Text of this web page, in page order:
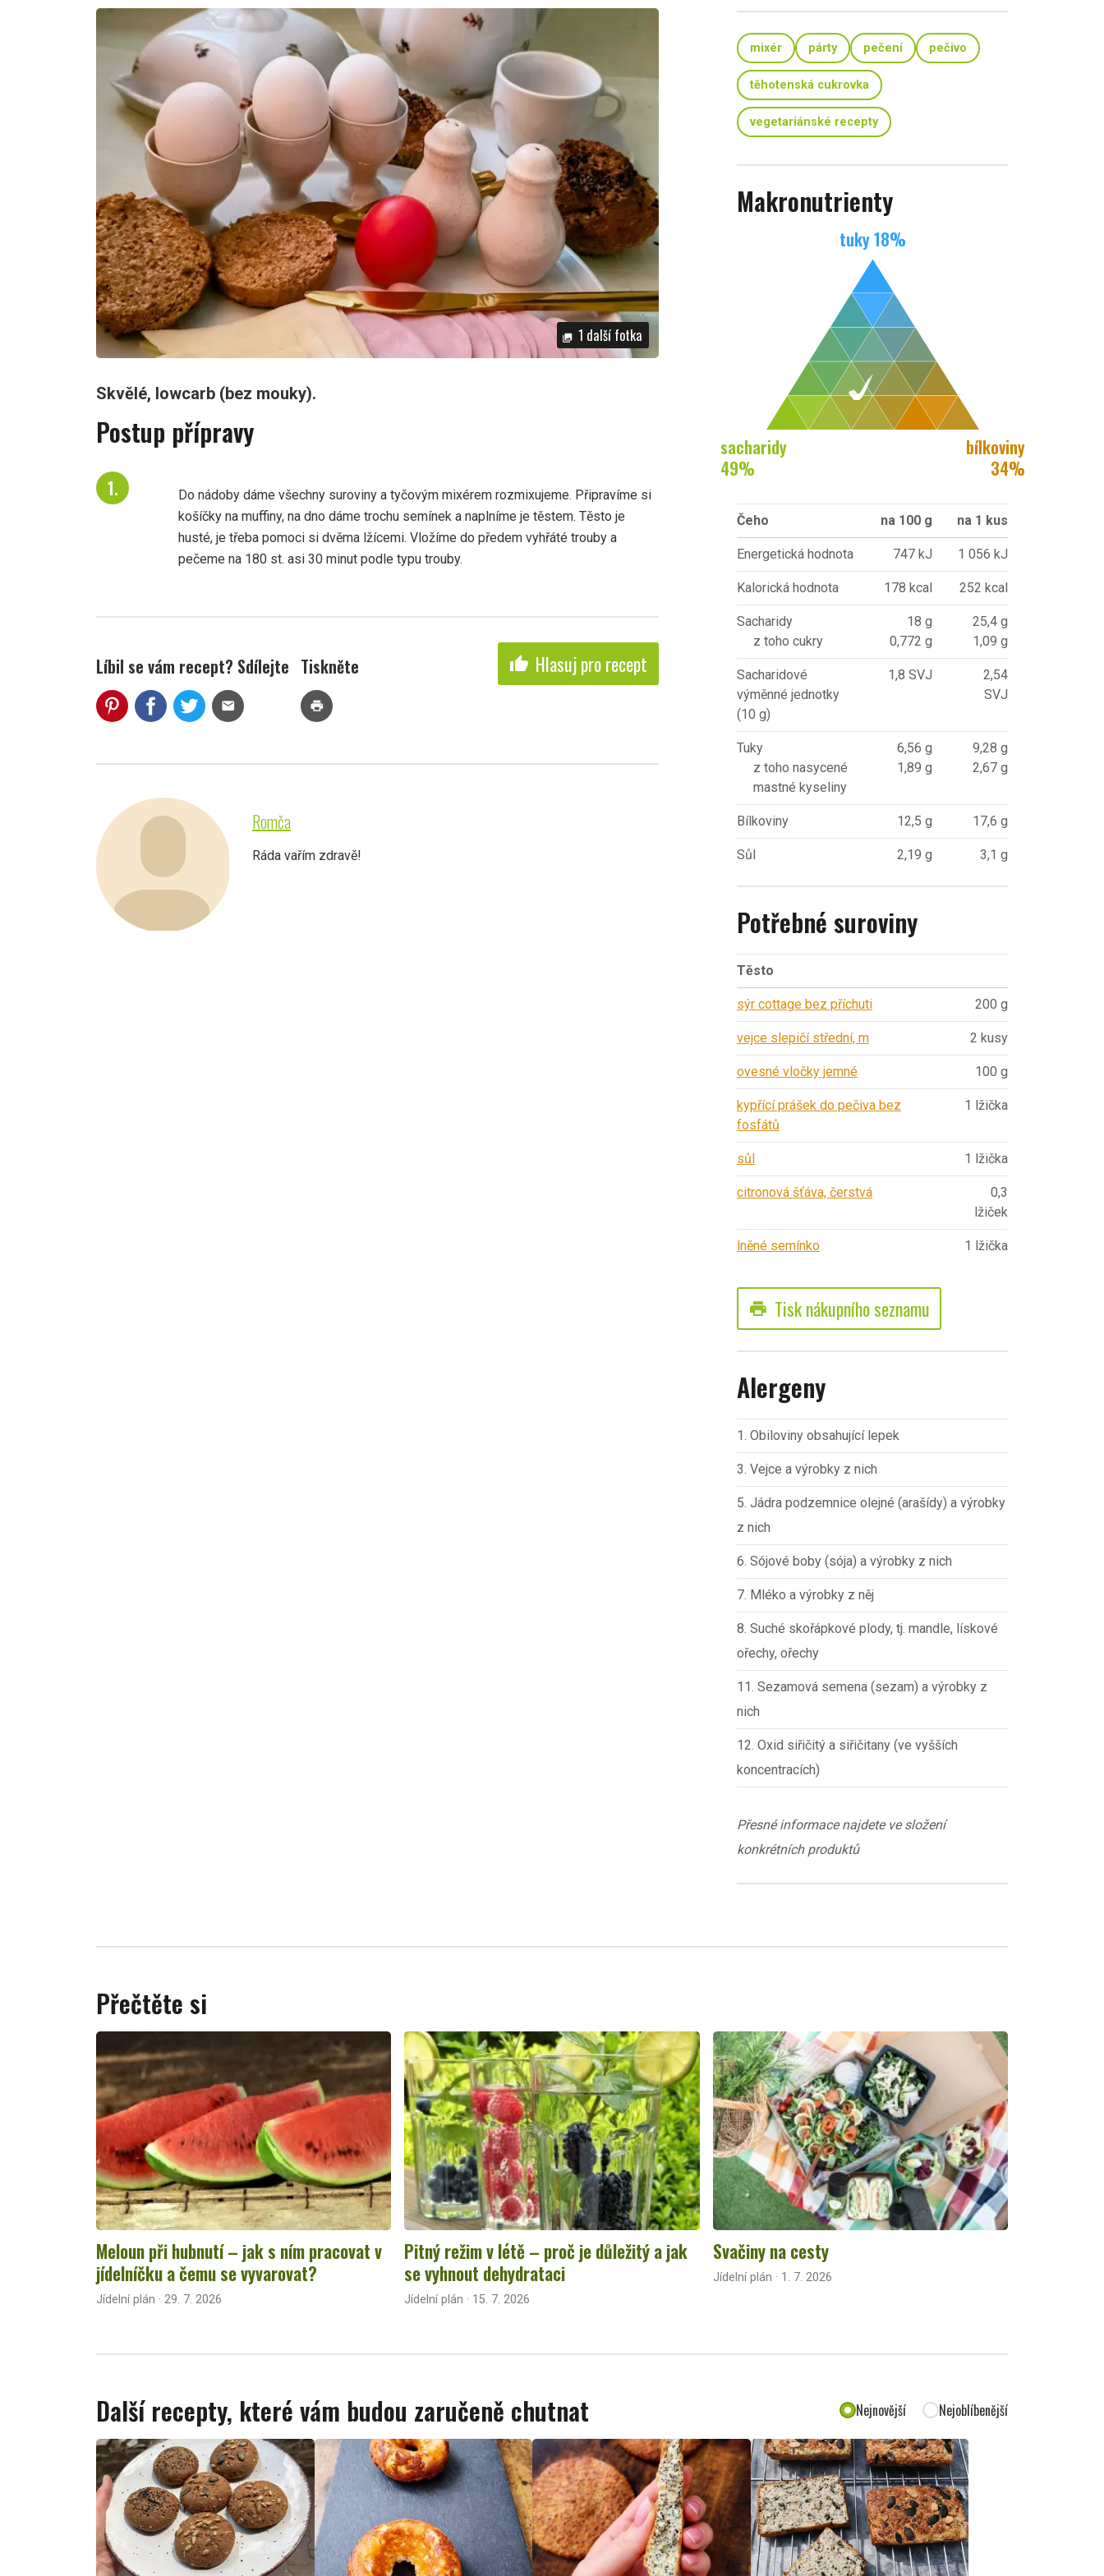
photo_library 1 další fotka
Skvělé, lowcarb (bez mouky).
Postup přípravy
Do nádoby dáme všechny suroviny a tyčovým mixérem rozmixujeme. Připravíme si
košíčky na muffiny, na dno dáme trochu semínek a naplníme je těstem. Těsto je
husté, je třeba pomoci si dvěma lžícemi. Vložíme do předem vyhřáté trouby a
pečeme na 180 st. asi 30 minut podle typu trouby.
Líbil se vám recept? Sdílejte
mail
Tiskněte
print
thumb_up Hlasuj pro recept
Romča
Ráda vařím zdravě!
mixér párty pečení pečivo
těhotenská cukrovka
vegetariánské recepty
Makronutrienty
tuky18%
sacharidy
49%
bílkoviny
34%
Čeho na 100 g na 1 kus
Energetická hodnota 747 kJ 1 056 kJ
Kalorická hodnota 178 kcal 252 kcal
Sacharidy
z toho cukry
18 g
0,772 g
25,4 g
1,09 g
Sacharidové
výměnné jednotky
(10 g)
1,8 SVJ
2,54
SVJ
Tuky
z toho nasycené
mastné kyseliny
6,56 g
1,89 g
9,28 g
2,67 g
Bílkoviny 12,5 g 17,6 g
Sůl 2,19 g 3,1 g
Potřebné suroviny
Těsto
sýr cottage bez příchuti 200 g
vejce slepičí střední, m 2 kusy
ovesné vločky jemné 100 g
kypřící prášek do pečiva bez
fosfátů
1 lžička
sůl 1 lžička
citronová šťáva, čerstvá
0,3
lžiček
lněné semínko 1 lžička
print Tisk nákupního seznamu
Alergeny
1. Obiloviny obsahující lepek
3. Vejce a výrobky z nich
5. Jádra podzemnice olejné (arašídy) a výrobky
z nich
6. Sójové boby (sója) a výrobky z nich
7. Mléko a výrobky z něj
8. Suché skořápkové plody, tj. mandle, lískové
ořechy, ořechy
11. Sezamová semena (sezam) a výrobky z
nich
12. Oxid siřičitý a siřičitany (ve vyšších
koncentracích)
Přesné informace najdete ve složení
konkrétních produktů
Přečtěte si
Meloun při hubnutí – jak s ním pracovat v
jídelníčku a čemu se vyvarovat?
Jídelní plán · 29. 7. 2026
Pitný režim v létě – proč je důležitý a jak
se vyhnout dehydrataci
Jídelní plán · 15. 7. 2026
Svačiny na cesty
Jídelní plán · 1. 7. 2026
Další recepty, které vám budou zaručeně chutnat Nejnovější Nejoblíbenější